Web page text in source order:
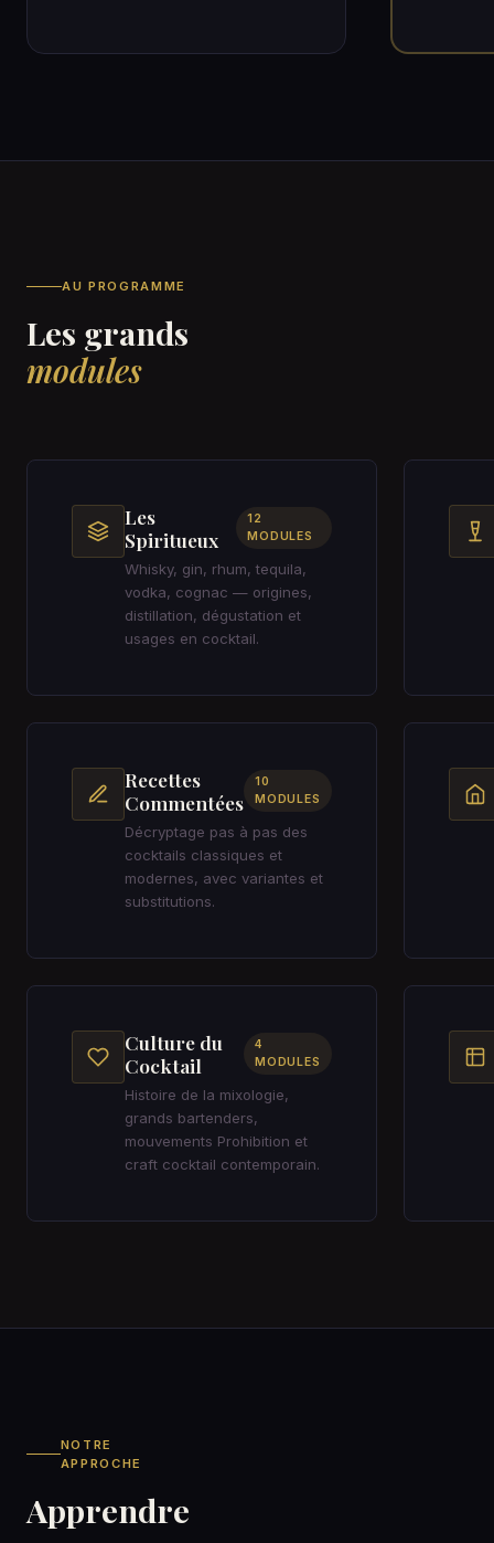
AU PROGRAMME
Les grands
modules
Les
Spiritueux
12
MODULES
Whisky, gin, rhum, tequila,
vodka, cognac — origines,
distillation, dégustation et
usages en cocktail.
Recettes
Commentées
10
MODULES
Décryptage pas à pas des
cocktails classiques et
modernes, avec variantes et
substitutions.
Culture du
Cocktail
4
MODULES
Histoire de la mixologie,
grands bartenders,
mouvements Prohibition et
craft cocktail contemporain.
NOTRE
APPROCHE
Apprendre